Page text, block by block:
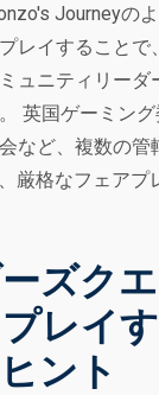
Journeyの
レイすることで
ュニティリーダ
英国ゲーミン
など、複数の管
厳格なフェアプ
ズク
レイ
ント